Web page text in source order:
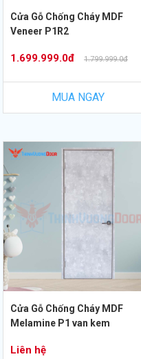
Cửa Gỗ Chống Cháy MDF
Veneer P1R2
1.699.999.0đ 1.799.999.0đ
MUA NGAY
Cửa Gỗ Chống Cháy MDF
Melamine P1 van kem
Liên hệ